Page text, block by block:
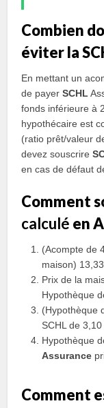
Combien
éviter la
En mettant un
de payerSCHL
fonds inférieure à
hypothécaire est
(ratio prêt/valeur
devez souscrire
en cas de défaut
Comment
calculé en
(Acompte de
maison)
Prix ​​de la
Hypothèque
(Hypothèque
SCHL de
Hypothèque
Assurance
Comment